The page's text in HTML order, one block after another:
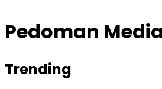
Pedoman Media
Trending